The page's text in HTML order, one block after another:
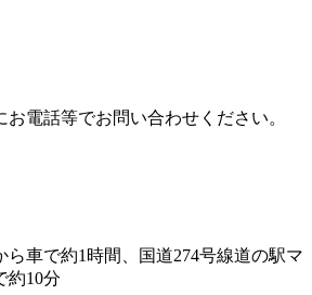
電話等でお問い合わせください。
ら車で約1時間、国道274号線道の駅マ
約10分